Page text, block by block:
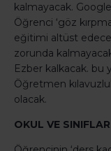
kalmayacak.
Öğrenci ‘göz
eğitimi altüst
zorunda
Ezber kalkacak.
Öğretmen
olacak.
OKUL VE